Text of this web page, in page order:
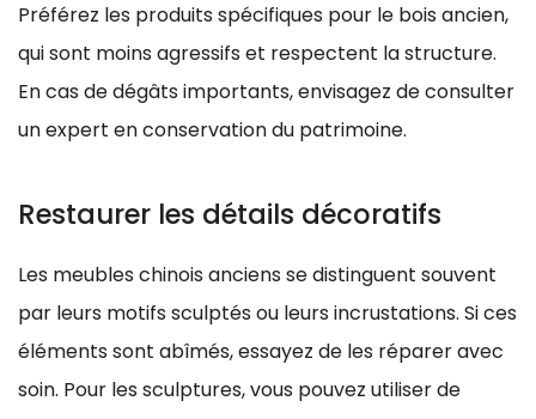
Préférez les produits spécifiques pour le bois ancien,
qui sont moins agressifs et respectent la structure.
En cas de dégâts importants, envisagez de consulter
un expert en conservation du patrimoine.
Restaurer les détails décoratifs
Les meubles chinois anciens se distinguent souvent
par leurs motifs sculptés ou leurs incrustations. Si ces
éléments sont abîmés, essayez de les réparer avec
soin. Pour les sculptures, vous pouvez utiliser de